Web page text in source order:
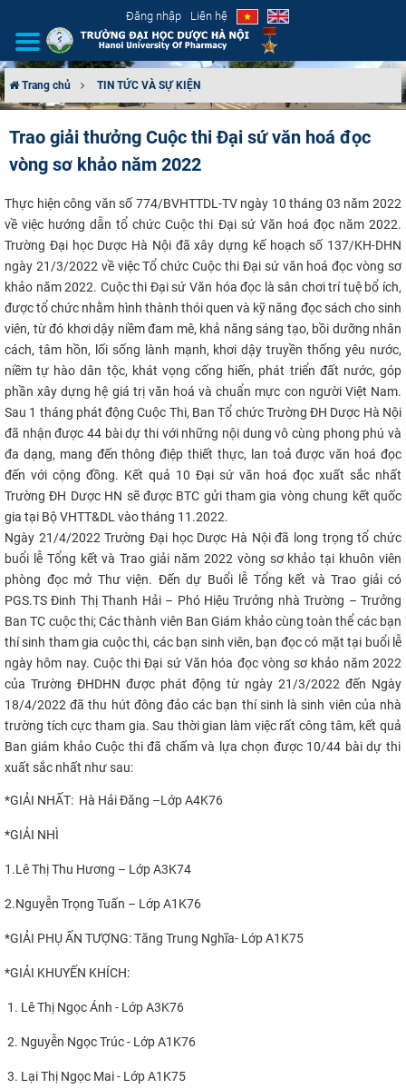
Đăng nhập Liên hệ
CƠ CẤU TỔ CHỨC
TUYỂN SINH
ĐÀO TẠO
ĐẢM BẢO CHẤT LƯỢNG
KHOA HỌC CÔNG NGHỆ
HTQT
CỰU NGƯỜI HỌC
Trang chủ TIN TỨC VÀ SỰ KIỆN
Trao giải thưởng Cuộc thi Đại sứ văn hoá đọc
vòng sơ khảo năm 2022
Thực hiện công văn số 774/BVHTTDL-TV ngày 10 tháng 03 năm 2022
về việc hướng dẫn tổ chức Cuộc thi Đại sứ Văn hoá đọc năm 2022.
Trường Đại học Dược Hà Nội đã xây dựng kế hoạch số 137/KH-DHN
ngày 21/3/2022 về việc Tổ chức Cuộc thi Đại sứ văn hoá đọc vòng sơ
khảo năm 2022. Cuộc thi Đại sứ Văn hóa đọc là sân chơi trí tuệ bổ ích,
được tổ chức nhằm hình thành thói quen và kỹ năng đọc sách cho sinh
viên, từ đó khơi dậy niềm đam mê, khả năng sáng tạo, bồi dưỡng nhân
cách, tâm hồn, lối sống lành mạnh, khơi dậy truyền thống yêu nước,
niềm tự hào dân tộc, khát vọng cống hiến, phát triển đất nước, góp
phần xây dựng hệ giá trị văn hoá và chuẩn mực con người Việt Nam.
Sau 1 tháng phát động Cuộc Thi, Ban Tổ chứcTrường ĐH Dược Hà Nội
đã nhận được 44 bài dự thi với những nội dung vô cùng phong phú và
đa dạng, mang đến thông điệp thiết thực, lan toả được văn hoá đọc
đến với cộng đồng. Kết quả 10 Đại sứ văn hoá đọc xuất sắc nhất
Trường ĐH Dược HN sẽ được BTC gửi tham gia vòng chung kết quốc
gia tại Bộ VHTT&DL vàotháng 11.2022.
Ngày 21/4/2022 Trường Đại học Dược Hà Nội đã long trọng tổ chức
buổi lễ Tổng kết và Trao giải năm 2022 vòng sơ khảo tại khuôn viên
phòng đọc mở Thư viện. Đến dự Buổi lễ Tổng kết và Trao giải có
PGS.TS Đinh Thị Thanh Hải – Phó Hiệu Trưởng nhà Trường – Trưởng
Ban TC cuộc thi; Các thành viên Ban Giám khảo cùng toàn thể các bạn
thí sinh tham gia cuộc thi, các bạn sinh viên, bạn đọc có mặt tại buổi lễ
ngày hôm nay. Cuộc thi Đại sứ Văn hóa đọc vòng sơ khảo năm 2022
của Trường ĐHDHN được phát động từ ngày 21/3/2022 đến Ngày
18/4/2022 đã thu hút đông đảo các bạn thí sinh là sinh viên của nhà
trường tích cực tham gia. Sau thời gian làm việc rất công tâm, kết quả
Ban giám khảo Cuộc thi đã chấm và lựa chọn được 10/44 bàidự thi
xuất sắc nhất như sau:
*GIẢI NHẤT: Hà Hải Đăng –Lớp A4K76
*GIẢI NHÌ
1.Lê Thị Thu Hương – Lớp A3K74
2.Nguyễn Trọng Tuấn – Lớp A1K76
*GIẢI PHỤ ẤN TƯỢNG: Tăng Trung Nghĩa- Lớp A1K75
*GIẢI KHUYẾN KHÍCH:
1. Lê Thị Ngọc Ánh - Lớp A3K76
2. Nguyễn Ngọc Trúc - Lớp A1K76
3. Lại Thị Ngọc Mai - Lớp A1K75